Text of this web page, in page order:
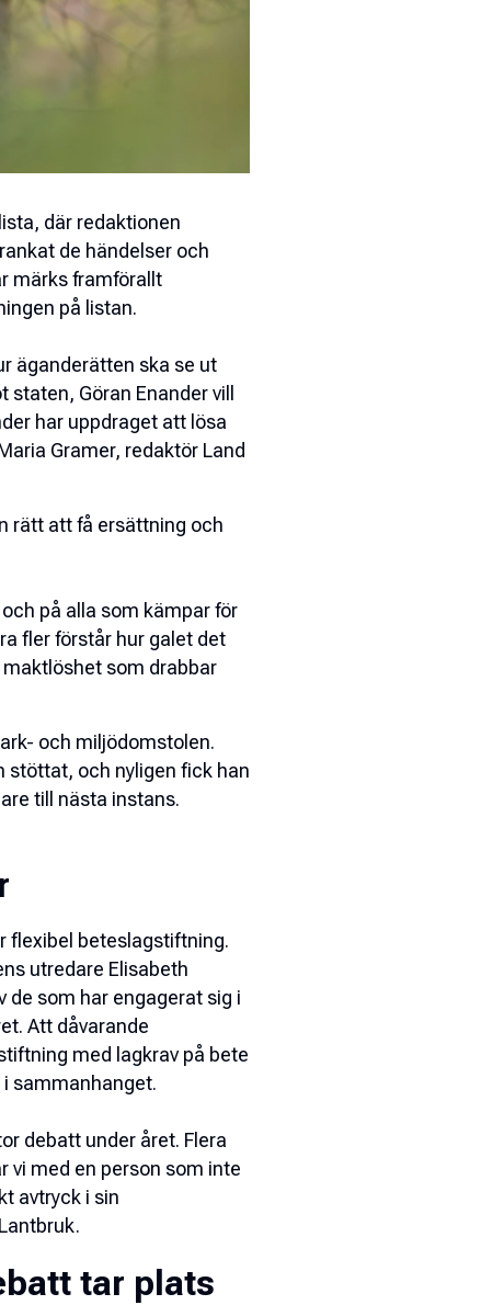
där redaktionen
de händelser och
märks framförallt
på listan.
äganderätten ska se ut
Göran Enander vill
har uppdraget att lösa
Gramer, redaktör Land
rätt att få ersättning och
på alla som kämpar för
fler förstår hur galet det
som drabbar
och miljödomstolen.
stöttat, och nyligen fick han
till nästa instans.
flexibel beteslagstiftning.
utredare Elisabeth
de som har engagerat sig i
Att dåvarande
med lagkrav på bete
sammanhanget.
debatt under året. Flera
vi med en person som inte
avtryck i sin
tar plats